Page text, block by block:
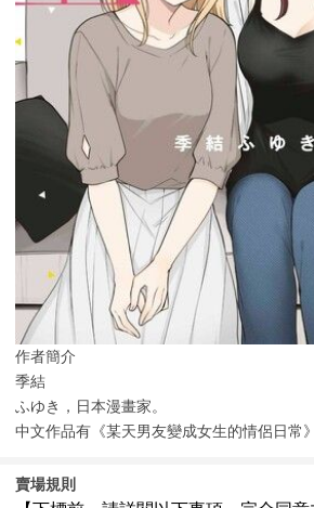
作者簡介
季結
ふゆき，日本漫畫家。
中文作品有《某天男友變成女生的情侶日常
賣場規則